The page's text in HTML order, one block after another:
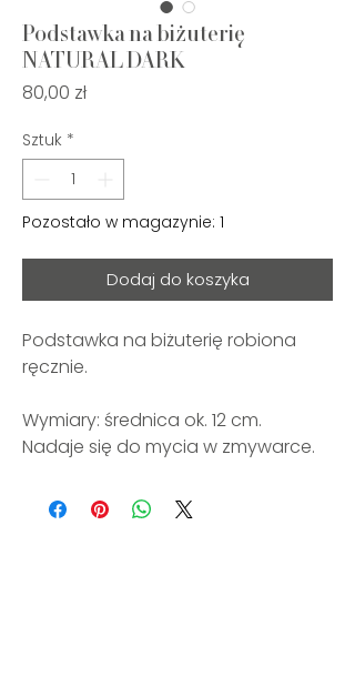
Podstawka na biżuterię
NATURAL DARK
80,00 złCena
Sztuk *
Pozostało w magazynie: 1
Dodaj do koszyka
Podstawka na biżuterię robiona
ręcznie.
Wymiary: średnica ok. 12 cm.
Nadaje się do mycia w zmywarce.